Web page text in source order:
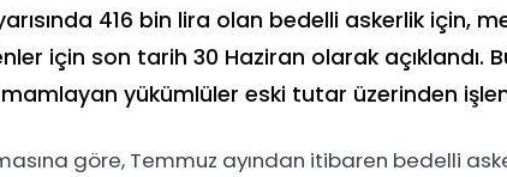
yarısında 416 bin lira olan bedelli askerlik için,
için son tarih 30 Haziran olarak açıklandı.
yükümlüler eski tutar üzerinden
göre, Temmuz ayından itibaren bedelli